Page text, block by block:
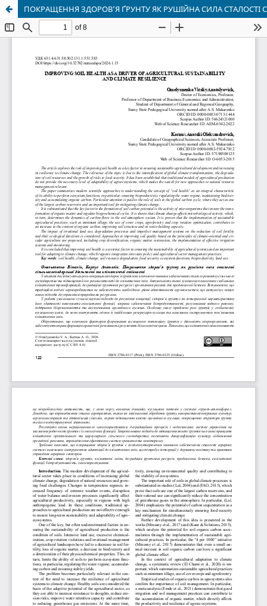
ПОКРАЩЕННЯ ЗДОРОВ’Я ҐРУНТУ ЯК РУШІЙНА СИЛА СТАЛОСТІ